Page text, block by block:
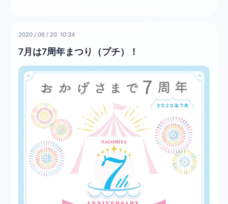
2020 /06 / 20 10:34
7月は7周年まつり（プチ）！